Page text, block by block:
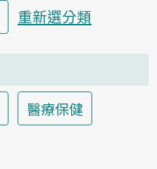
重新選分類
醫療保健